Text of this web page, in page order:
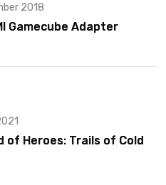
2018
Gamecube Adapter
of Heroes: Trails of Cold